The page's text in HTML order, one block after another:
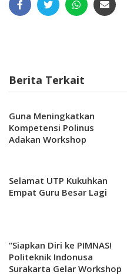
Berita Terkait
Guna Meningkatkan
Kompetensi Polinus
Adakan Workshop
Efektif
Selamat UTP Kukuhkan
Empat Guru Besar Lagi
“Siapkan Diri ke PIMNAS!
Politeknik Indonusa
Surakarta Gelar Workshop